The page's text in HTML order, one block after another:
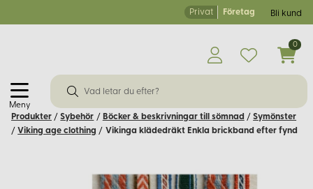
Privat Företag Bli kund
Meny
0
Produkter / Sybehör / Böcker & beskrivningar till sömnad / Symönster
/ Viking age clothing / Vikinga klädedräkt Enkla brickband efter fynd